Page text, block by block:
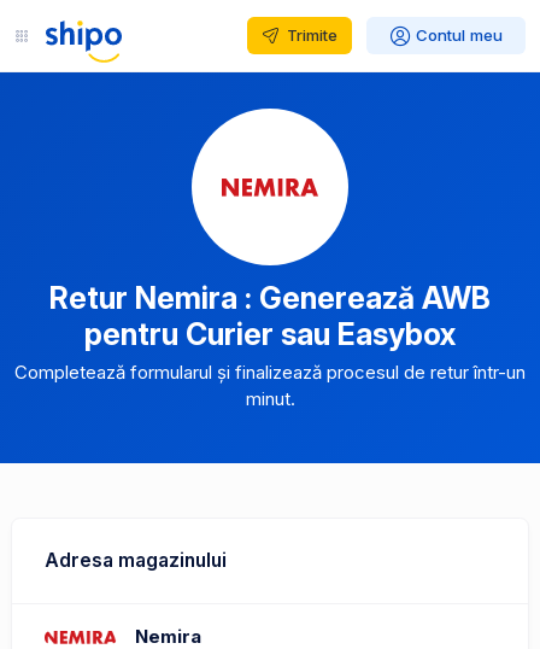
Trimite Contul meu
Retur Nemira : Generează AWB
pentru Curier sau Easybox
Completează formularul și finalizează procesul de retur într-un
minut.
Adresa magazinului
Nemira